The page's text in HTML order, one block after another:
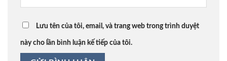
Lưu tên của tôi, email, và trang web trong trình duyệt
này cho lần bình luận kế tiếp của tôi.